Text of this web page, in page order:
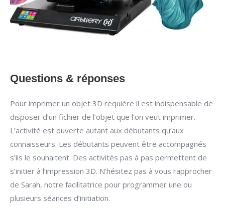
Questions & réponses
Pour imprimer un objet 3D requière il est indispensable de
disposer d’un fichier de l’objet que l’on veut imprimer.
L’activité est ouverte autant aux débutants qu’aux
connaisseurs. Les débutants peuvent être accompagnés
s’ils le souhaitent. Des activités pas à pas permettent de
s’initier à l’impression 3D. N’hésitez pas à vous rapprocher
de Sarah, notre facilitatrice pour programmer une ou
plusieurs séances d’initiation.